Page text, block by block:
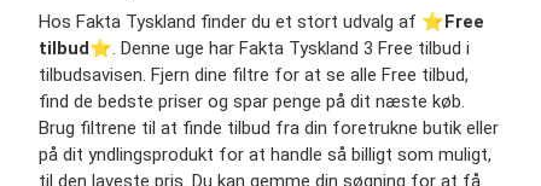
Hos Fakta Tyskland finder du et stort udvalg af ⭐️Free
tilbud⭐️. Denne uge har Fakta Tyskland 3 Free tilbud i
tilbudsavisen. Fjern dine filtre for at se alle Free tilbud,
find de bedste priser og spar penge på dit næste køb.
Brug filtrene til at finde tilbud fra din foretrukne butik eller
på dit yndlingsprodukt for at handle så billigt som muligt,
til den laveste pris. Du kan gemme din søgning for at få